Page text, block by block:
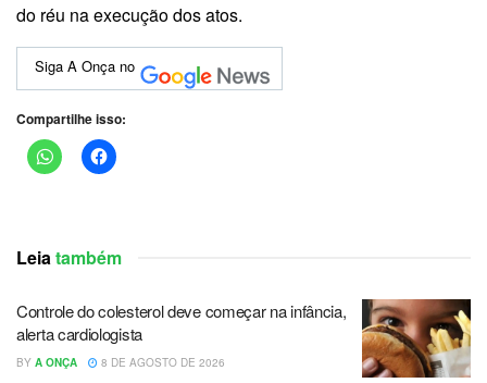
do réu na execução dos atos.
Siga A Onça no
Compartilhe isso:
Leiatambém
Controle do colesterol deve começar na infância,
alerta cardiologista
BY A ONÇA 8 DE AGOSTO DE 2026